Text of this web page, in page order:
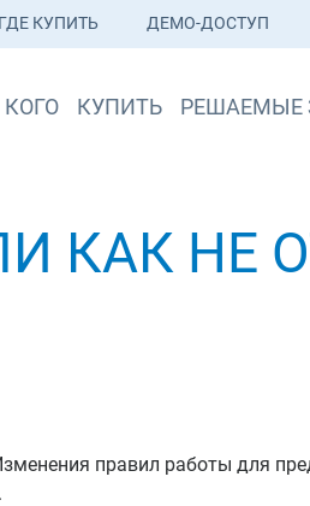
ГДЕ КУПИТЬ ДЕМО-ДОСТУП
КУПИТЬ РЕШАЕМЫЕ
КАК НЕ
правил работы для